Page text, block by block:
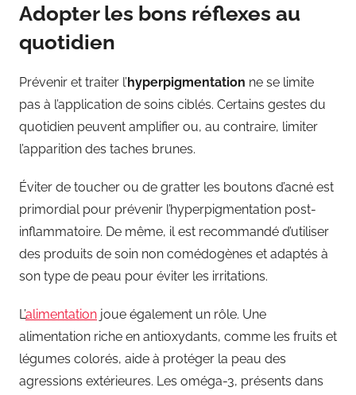
Adopter les bons réflexes au
quotidien
Prévenir et traiter l’hyperpigmentation ne se limite
pas à l’application de soins ciblés. Certains gestes du
quotidien peuvent amplifier ou, au contraire, limiter
l’apparition des taches brunes.
Éviter de toucher ou de gratter les boutons d’acné est
primordial pour prévenir l’hyperpigmentation post-
inflammatoire. De même, il est recommandé d’utiliser
des produits de soin non comédogènes et adaptés à
son type de peau pour éviter les irritations.
L’alimentation joue également un rôle. Une
alimentation riche en antioxydants, comme les fruits et
légumes colorés, aide à protéger la peau des
agressions extérieures. Les oméga-3, présents dans